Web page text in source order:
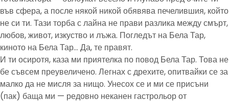
във сфера, а после някой никой обявява печелившия, който
не си ти. Тази торба с лайна не прави разлика между смърт,
любов, живот, изкуство и лъжа. Погледът на Бела Тар,
киното на Бела Тар… Да, те правят.
И ти осиротя, каза ми приятелка по повод Бела Тар. Това не
бе съвсем преувеличено. Легнах с дрехите, опитвайки се за
малко да не мисля за нищо. Унесох се и ми се присъни
(пак) баща ми — редовно неканен гастрольор от